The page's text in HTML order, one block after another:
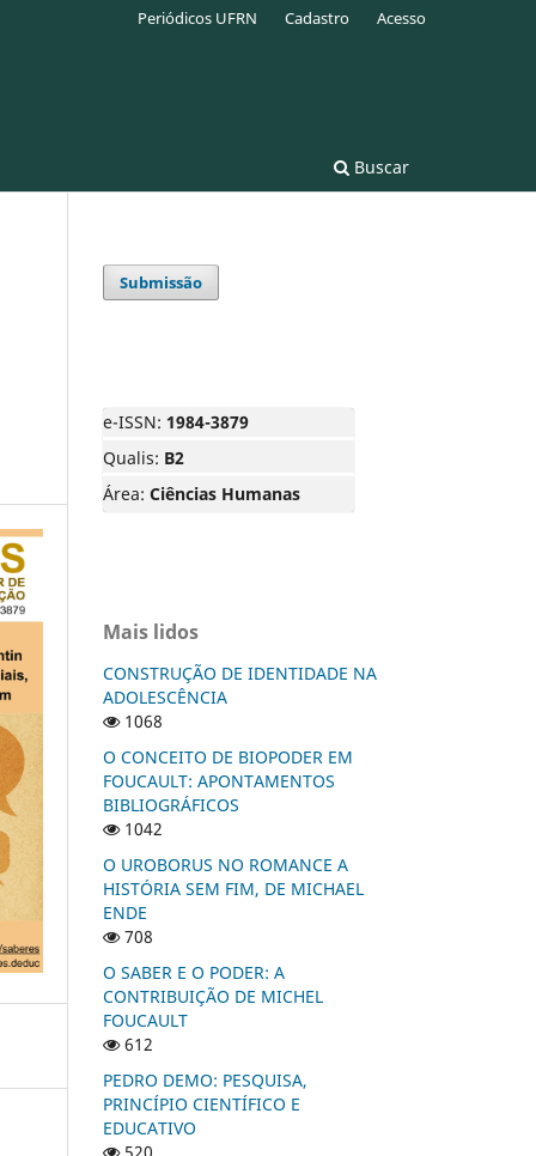
Buscar
Periódicos UFRN Cadastro Acesso
Submissão
e-ISSN: 1984-3879
Qualis: B2
Área: Ciências Humanas
Mais lidos
CONSTRUÇÃO DE IDENTIDADE NA
ADOLESCÊNCIA
1068
O CONCEITO DE BIOPODER EM
FOUCAULT: APONTAMENTOS
BIBLIOGRÁFICOS
1042
O UROBORUS NO ROMANCE A
HISTÓRIA SEM FIM, DE MICHAEL
ENDE
708
O SABER E O PODER: A
CONTRIBUIÇÃO DE MICHEL
FOUCAULT
612
PEDRO DEMO: PESQUISA,
PRINCÍPIO CIENTÍFICO E
EDUCATIVO